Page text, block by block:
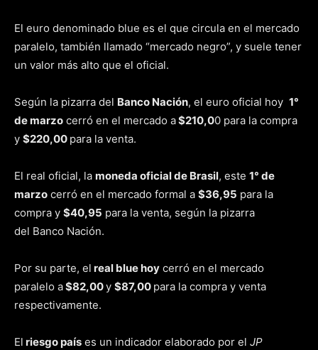
El euro denominado blue es el que circula en el mercado
paralelo, también llamado “mercado negro”, y suele tener
un valor más alto que el oficial.
Según la pizarra del Banco Nación, el euro oficial hoy 1°
de marzo cerró en el mercado a$210,00 para la compra
y $220,00 para la venta.
El real oficial, la moneda oficial de Brasil, este 1° de
marzo​ cerró en el mercado formal a $36,95 para la
compra y $40,95 para la venta, según la pizarra
del Banco Nación.
Por su parte, el real blue hoy cerró en el mercado
paralelo a$82,00y $87,00 para la compra y venta
respectivamente.
El riesgo país es un indicador elaborado por el JP